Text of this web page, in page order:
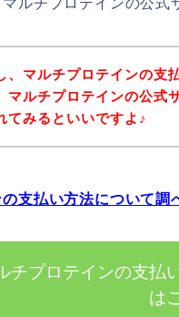
、マルチプロテインの支
マルチプロテインの公式
てみるといいですよ♪
支払い方法について調
チプロテインの支払
は